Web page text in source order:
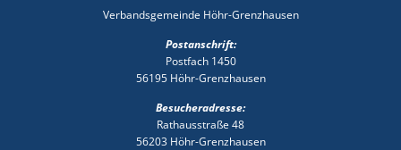
Verbandsgemeinde Höhr-Grenzhausen
Postanschrift:
Postfach 1450
56195 Höhr-Grenzhausen
Besucheradresse:
Rathausstraße 48
56203 Höhr-Grenzhausen